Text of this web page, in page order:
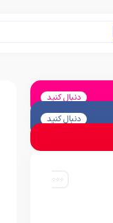
دنبال کنید
دنبال کنید